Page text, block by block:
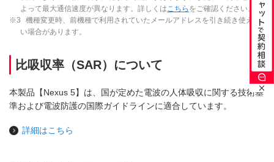
よって最大通信速度が異なります。詳しくはこちら をご確認ください。
※3
機種変更時、前機種で利用されていたメールアドレスを引き続き使えな
い場合があります。
比吸収率（SAR）について
本製品【Nexus 5】は、国が定めた電波の人体吸収に関する技術基
準および電波防護の国際ガイドラインに適合しています。
詳細はこちら